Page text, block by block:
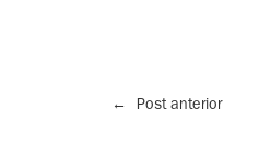
← Post anterior